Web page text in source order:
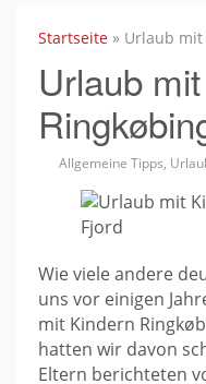
Startseite » Urlaub mit
Urlaub
Allgemeine Tipps,
Wie viele andere
uns vor einigen
mit Kindern
hatten wir davon
Eltern berichteten